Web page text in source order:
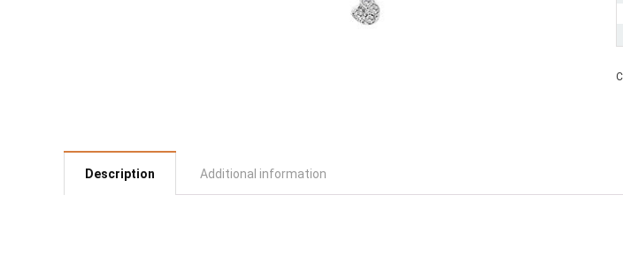
Description Additional information